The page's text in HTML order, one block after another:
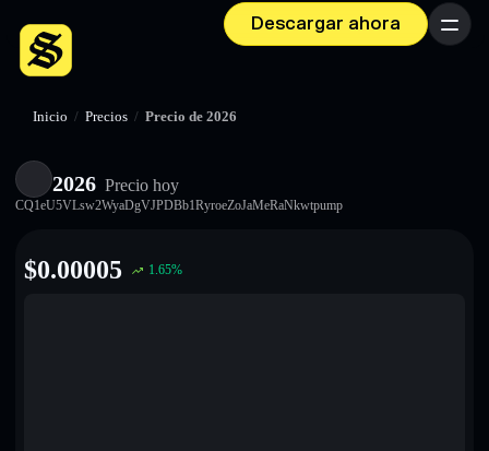
Descargar ahora Menú
Inicio / Precios / Precio de 2026
2026 Precio hoy
CQ1eU5VLsw2WyaDgVJPDBb1RyroeZoJaMeRaNkwtpump
$0.00005 1.65%